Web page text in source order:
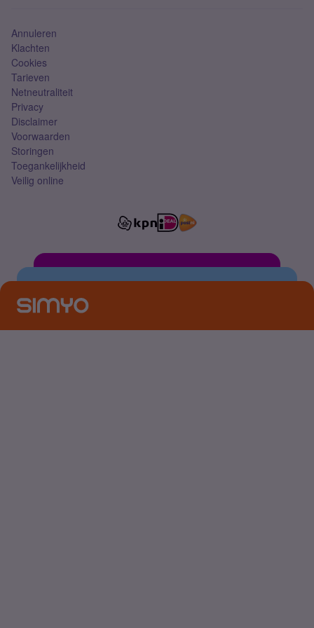
Annuleren
Klachten
Cookies
Tarieven
Netneutraliteit
Privacy
Disclaimer
Voorwaarden
Storingen
Toegankelijkheid
Veilig online